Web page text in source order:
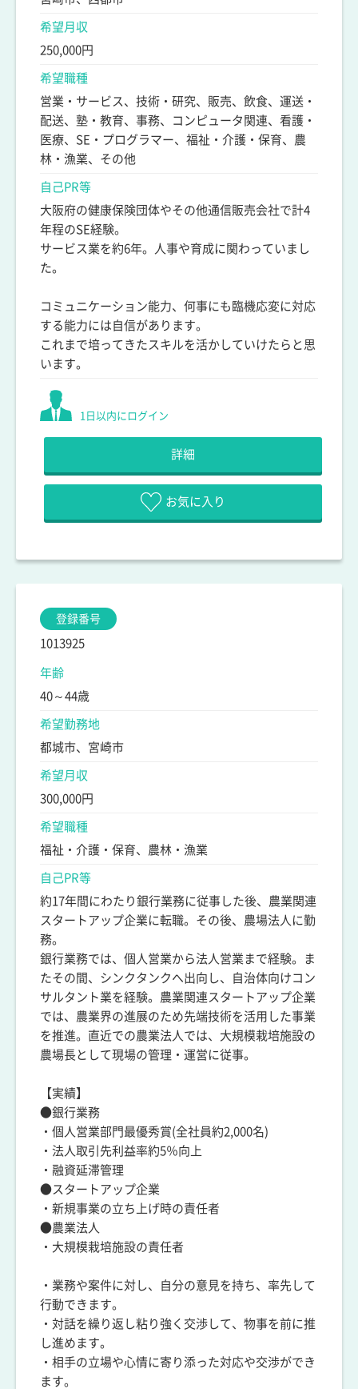
希望月収
250,000円
希望職種
営業・サービス、技術・研究、販売、飲食、運送・
配送、塾・教育、事務、コンピュータ関連、看護・
医療、SE・プログラマー、福祉・介護・保育、農
林・漁業、その他
自己PR等
大阪府の健康保険団体やその他通信販売会社で計4
年程のSE経験。
サービス業を約6年。人事や育成に関わっていまし
た。
コミュニケーション能力、何事にも臨機応変に対応
する能力には自信があります。
これまで培ってきたスキルを活かしていけたらと思
います。
1日以内にログイン
詳細
お気に入り
登録番号
1013925
年齢
40～44歳
希望勤務地
都城市、宮崎市
希望月収
300,000円
希望職種
福祉・介護・保育、農林・漁業
自己PR等
約17年間にわたり銀行業務に従事した後、農業関連
スタートアップ企業に転職。その後、農場法人に勤
務。
銀行業務では、個人営業から法人営業まで経験。ま
たその間、シンクタンクへ出向し、自治体向けコン
サルタント業を経験。農業関連スタートアップ企業
では、農業界の進展のため先端技術を活用した事業
を推進。直近での農業法人では、大規模栽培施設の
農場長として現場の管理・運営に従事。
【実績】
●銀行業務
・個人営業部門最優秀賞(全社員約2,000名)
・法人取引先利益率約5％向上
・融資延滞管理
●スタートアップ企業
・新規事業の立ち上げ時の責任者
●農業法人
・大規模栽培施設の責任者
・業務や案件に対し、自分の意見を持ち、率先して
行動できます。
・対話を繰り返し粘り強く交渉して、物事を前に推
し進めます。
・相手の立場や心情に寄り添った対応や交渉ができ
ます。